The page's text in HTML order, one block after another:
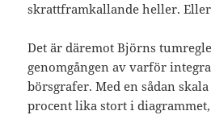
skrattframkallande heller.
Det är däremot Björns
genomgången av varför
börsgrafer. Med en sådan
procent lika stort i